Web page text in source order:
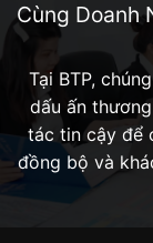
Cùng Doanh
Tại BTP,
dấu ấn
tác tin cậy để
đồng bộ và